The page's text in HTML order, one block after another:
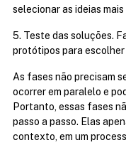
selecionar as ideias
5. Teste das soluções.
protótipos para
As fases não precisam
ocorrer em paralelo e
Portanto, essas fases
passo a passo. Elas
contexto, em um